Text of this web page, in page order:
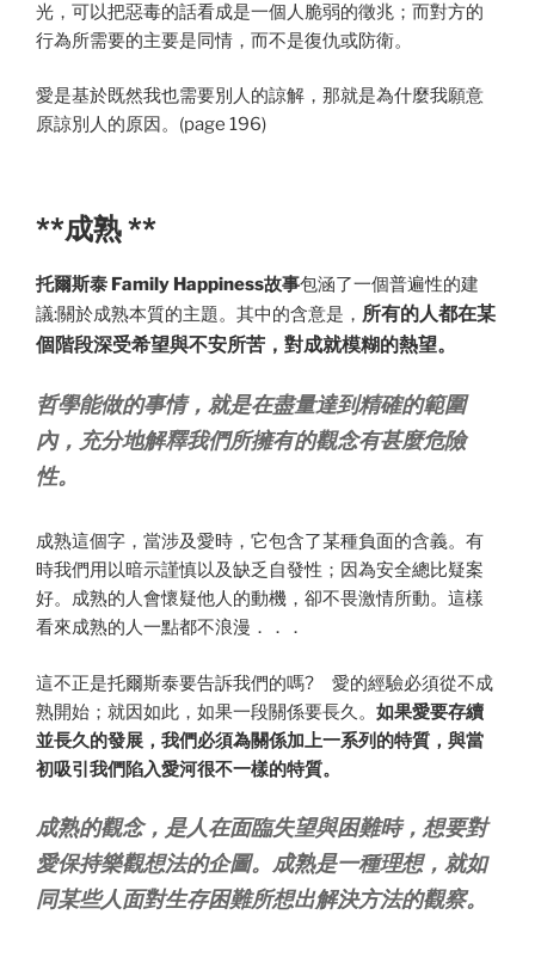
光，可以把惡毒的話看成是一個人脆弱的徵兆；而對方的
行為所需要的主要是同情，而不是復仇或防衛。
愛是基於既然我也需要別人的諒解，那就是為什麼我願意
原諒別人的原因。(page 196)
**成熟 **
托爾斯泰 Family Happiness故事包涵了一個普遍性的建
議:關於成熟本質的主題。其中的含意是， 所有的人都在某
個階段深受希望與不安所苦，對成就模糊的熱望。
哲學能做的事情，就是在盡量達到精確的範圍
內，充分地解釋我們所擁有的觀念有甚麼危險
性。
成熟這個字，當涉及愛時，它包含了某種負面的含義。有
時我們用以暗示謹慎以及缺乏自發性；因為安全總比疑案
好。成熟的人會懷疑他人的動機，卻不畏激情所動。這樣
看來成熟的人一點都不浪漫．．．
這不正是托爾斯泰要告訴我們的嗎? 愛的經驗必須從不成
熟開始；就因如此，如果一段關係要長久。 如果愛要存續
並長久的發展，我們必須為關係加上一系列的特質，與當
初吸引我們陷入愛河很不一樣的特質。
成熟的觀念，是人在面臨失望與困難時，想要對
愛保持樂觀想法的企圖。成熟是一種理想，就如
同某些人面對生存困難所想出解決方法的觀察。